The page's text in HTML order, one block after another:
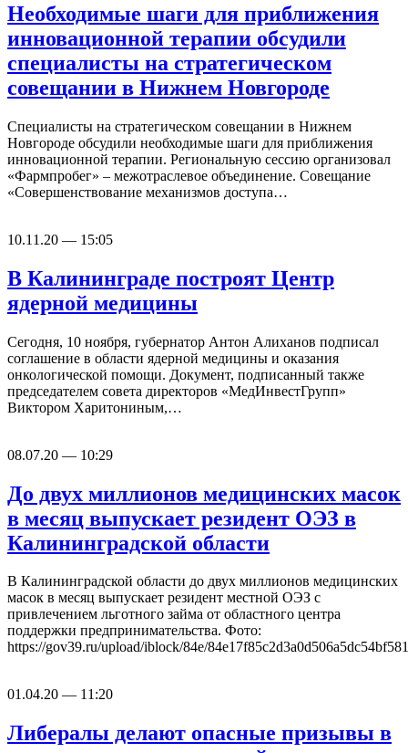
Необходимые шаги для приближения
инновационной терапии обсудили
специалисты на стратегическом
совещании в Нижнем Новгороде
Специалисты на стратегическом совещании в Нижнем
Новгороде обсудили необходимые шаги для приближения
инновационной терапии. Региональную сессию организовал
«Фармпробег» – межотраслевое объединение. Совещание
«Совершенствование механизмов доступа…
10.11.20 — 15:05
В Калининграде построят Центр
ядерной медицины
Сегодня, 10 ноября, губернатор Антон Алиханов подписал
соглашение в области ядерной медицины и оказания
онкологической помощи. Документ, подписанный также
председателем совета директоров «МедИнвестГрупп»
Виктором Харитониным,…
08.07.20 — 10:29
До двух миллионов медицинских масок
в месяц выпускает резидент ОЭЗ в
Калининградской области
В Калининградской области до двух миллионов медицинских
масок в месяц выпускает резидент местной ОЭЗ с
привлечением льготного займа от областного центра
поддержки предпринимательства. Фото:
https://gov39.ru/upload/iblock/84e/
01.04.20 — 11:20
Либералы делают опасные призывы в